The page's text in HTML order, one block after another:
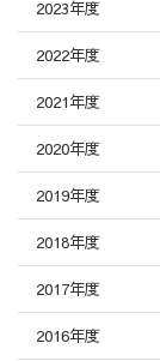
2023年度
2022年度
2021年度
2020年度
2019年度
2018年度
2017年度
2016年度